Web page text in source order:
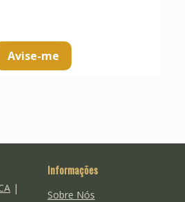
Avise-me
|
Informações
Sobre Nós